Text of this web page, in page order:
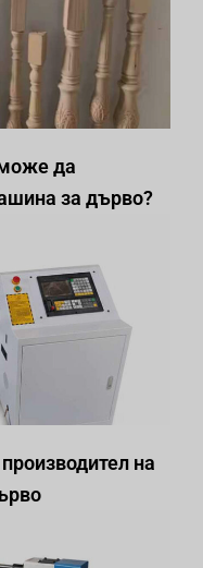
да
за дърво?
на